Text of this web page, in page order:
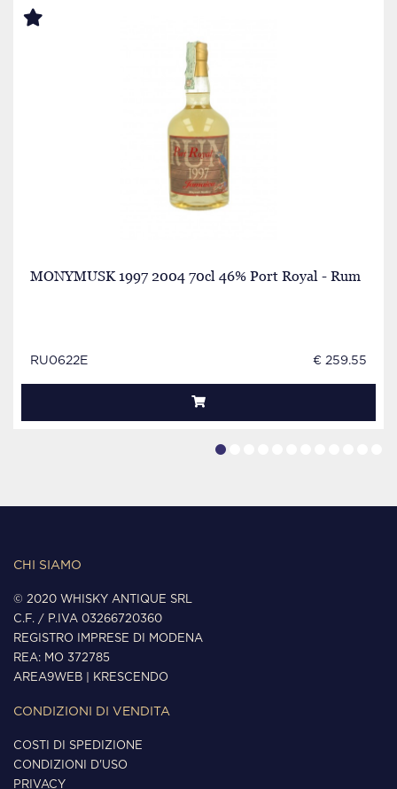
MONYMUSK 1997 2004 70cl 46% Port Royal - Rum
RU0622E € 259.55
CHI SIAMO
© 2020 WHISKY ANTIQUE SRL
C.F. / P.IVA 03266720360
REGISTRO IMPRESE DI MODENA
REA: MO 372785
AREA9WEB
KRESCENDO
CONDIZIONI DI VENDITA
COSTI DI SPEDIZIONE
CONDIZIONI D'USO
PRIVACY